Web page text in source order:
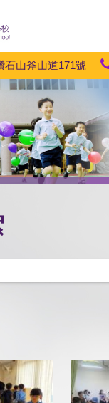
石山斧山道171號